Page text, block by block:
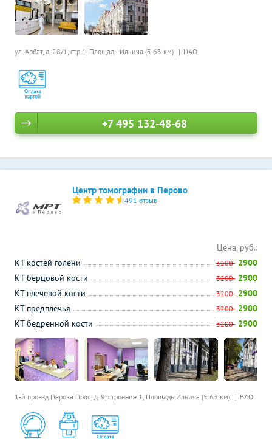
ул. Арбат, д. 28/1, стр.1, Площадь Ильича (5.63 км) ЦАО
+7 495 132-48-68
Центр томографии в Перово
491 отзыв
1-й проезд Перова Поля, д. 9, строение 1, Площадь Ильича (5.63 км) ВАО
Цена, руб.:
КТ костей голени
3200 2900
КТ берцовой кости
3200 2900
КТ плечевой кости
3200 2900
КТ предплечья
3200 2900
КТ бедренной кости
3200 2900